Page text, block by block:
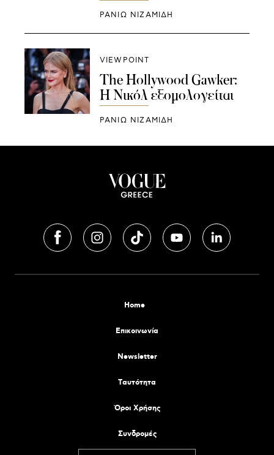
ΡΑΝΙΏ ΝΙΖΑΜΊΔΗ
VIEWPOINT
The Hollywood Gawker:
Η Νικόλ εξομολογείται
ΡΑΝΙΏ ΝΙΖΑΜΊΔΗ
Home
Επικοινωνία
Newsletter
Tαυτότητα
Όροι Χρήσης
Συνδρομές